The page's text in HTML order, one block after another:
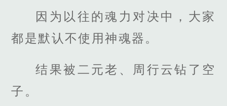
因为以往的魂力对决中，大家
都是默认不使用神魂器。
结果被二元老、周行云钻了空
子。